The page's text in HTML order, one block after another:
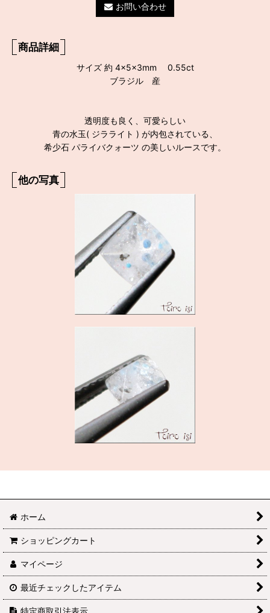
お問い合わせ
商品詳細
サイズ 約 4×5×3mm 0.55ct
ブラジル 産
透明度も良く、可愛らしい
青の水玉( ジラライト ) が内包されている、
希少石 パライバクォーツ の美しいルースです。
他の写真
ホーム
ショッピングカート
マイページ
最近チェックしたアイテム
特定商取引法表示